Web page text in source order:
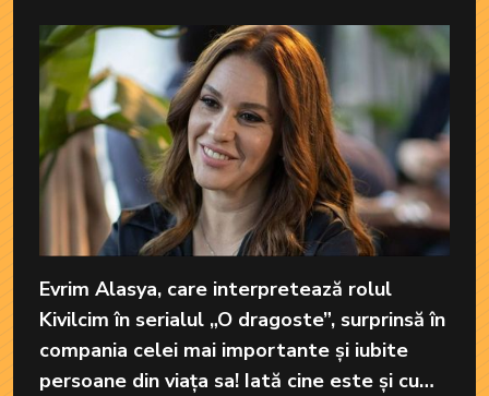
Evrim Alasya, care interpretează rolul
Kivilcim în serialul „O dragoste”, surprinsă în
compania celei mai importante și iubite
persoane din viața sa! Iată cine este și cum